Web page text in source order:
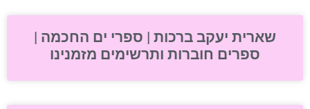
שארית יעקב ברכות | ספרי ים החכמה |
ספרים חוברות ותרשימים מזמנינו